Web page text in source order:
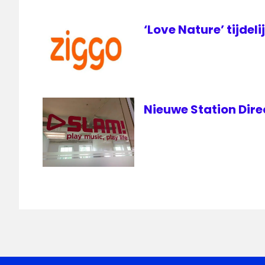
GO
‘Love Nature’
Nieuwe Station